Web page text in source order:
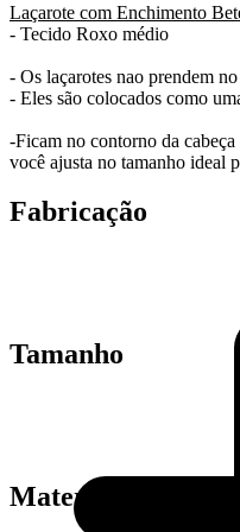
Laçarote com Enchimento
- Tecido Roxo médio
- Os laçarotes nao prendem
- Eles são colocados como
-Ficam no contorno da
você ajusta no tamanho ideal
Fabricação
Tamanho
Material